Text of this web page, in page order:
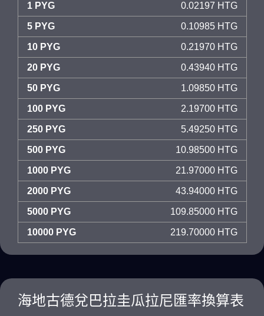
1 PYG 0.02197 HTG
5 PYG 0.10985 HTG
10 PYG 0.21970 HTG
20 PYG 0.43940 HTG
50 PYG 1.09850 HTG
100 PYG 2.19700 HTG
250 PYG 5.49250 HTG
500 PYG 10.98500 HTG
1000 PYG 21.97000 HTG
2000 PYG 43.94000 HTG
5000 PYG 109.85000 HTG
10000 PYG 219.70000 HTG
海地古德兌巴拉圭瓜拉尼匯率換算表